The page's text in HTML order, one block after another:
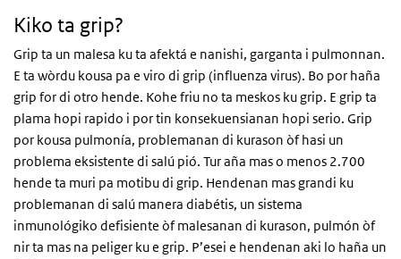
Kiko ta grip?
Grip ta un malesa ku ta afektá e nanishi, garganta i pulmonnan.
E ta wòrdu kousa pa e viro di grip (influenza virus). Bo por haña
grip for di otro hende. Kohe friu no ta meskos ku grip. E grip ta
plama hopi rapido i por tin konsekuensianan hopi serio. Grip
por kousa pulmonía, problemanan di kurason òf hasi un
problema eksistente di salú pió. Tur aña mas o menos 2.700
hende ta muri pa motibu di grip. Hendenan mas grandi ku
problemanan di salú manera diabétis, un sistema
inmunológiko defisiente òf malesanan di kurason, pulmón òf
nir ta mas na peliger ku e grip. P’esei e hendenan aki lo haña un